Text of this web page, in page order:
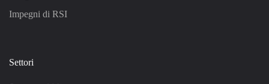
Impegni di RSI
Settori